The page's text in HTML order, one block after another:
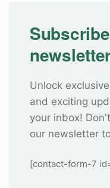
Unlock
and exciting
your inbox!
our newsletter
[contact-form-7